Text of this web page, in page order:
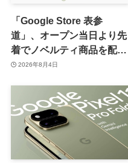
「Google Store 表参
道」、オープン当日より先
着でノベルティ商品を配布
へ2026年8月4日